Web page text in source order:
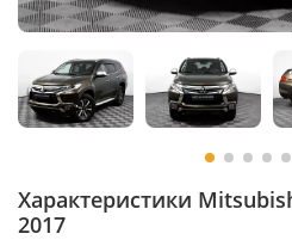
Характеристики
2017